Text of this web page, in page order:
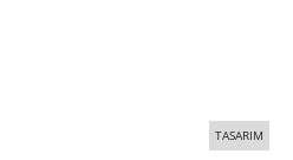
TASARIM